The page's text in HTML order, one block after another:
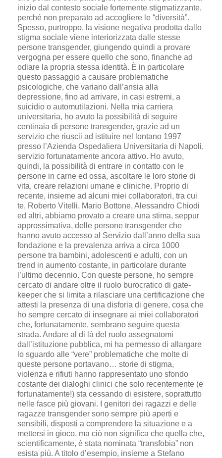
inizio dal contesto sociale fortemente stigmatizzante,
perché non preparato ad accogliere le “diversità”.
Spesso, purtroppo, la visione negativa prodotta dallo
stigma sociale viene interiorizzata dalle stesse
persone transgender, giungendo quindi a provare
vergogna per essere quello che sono, finanche ad
odiare la propria stessa identità. È in particolare
questo passaggio a causare problematiche
psicologiche, che variano dall’ansia alla
depressione, fino ad arrivare, in casi estremi, a
suicidio o automutilazioni. Nella mia carriera
universitaria, ho avuto la possibilità di seguire
centinaia di persone transgender, grazie ad un
servizio che riuscii ad istituire nel lontano 1997
presso l’Azienda Ospedaliera Universitaria di Napoli,
servizio fortunatamente ancora attivo. Ho avuto,
quindi, la possibilità di entrare in contatto con le
persone in carne ed ossa, ascoltare le loro storie di
vita, creare relazioni umane e cliniche. Proprio di
recente, insieme ad alcuni miei collaboratori, tra cui
te, Roberto Vitelli, Mario Bottone, Alessandro Chiodi
ed altri, abbiamo provato a creare una stima, seppur
approssimativa, delle persone transgender che
hanno avuto accesso al Servizio dall’anno della sua
fondazione e la prevalenza arriva a circa 1000
persone tra bambini, adolescenti e adulti, con un
trend in aumento costante, in particolare durante
l’ultimo decennio. Con queste persone, ho sempre
cercato di andare oltre il ruolo burocratico di gate-
keeper che si limita a rilasciare una certificazione che
attesti la presenza di una disforia di genere, cosa che
ho sempre cercato di insegnare ai miei collaboratori
che, fortunatamente, sembrano seguire questa
strada. Andare al di là del ruolo assegnatomi
dall’istituzione pubblica, mi ha permesso di allargare
lo sguardo alle “vere” problematiche che molte di
queste persone portavano… storie di stigma,
violenza e rifiuti hanno rappresentato uno sfondo
costante dei dialoghi clinici che solo recentemente (e
fortunatamente!) sta cessando di esistere, soprattutto
nelle fasce più giovani. I genitori dei ragazzi e delle
ragazze transgender sono sempre più aperti e
sensibili, disposti a comprendere la situazione e a
mettersi in gioco, ma ciò non significa che quella che,
scientificamente, è stata nominata “transfobia” non
esista più. A titolo d’esempio, insieme a Stefano